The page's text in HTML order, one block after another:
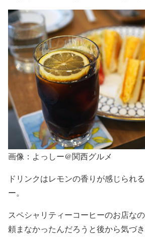
画像：よっしー@関西グルメ
ドリンクはレモンの香りが感じられ
ー。
スペシャリティーコーヒーのお店な
頼まなかったんだろうと後から気づ